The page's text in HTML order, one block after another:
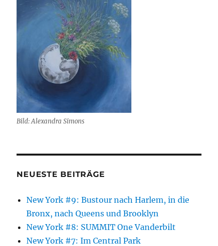
Bild: Alexandra Simons
NEUESTE BEITRÄGE
New York #9: Bustour nach Harlem, in die
Bronx, nach Queens und Brooklyn
New York #8: SUMMIT One Vanderbilt
New York #7: Im Central Park